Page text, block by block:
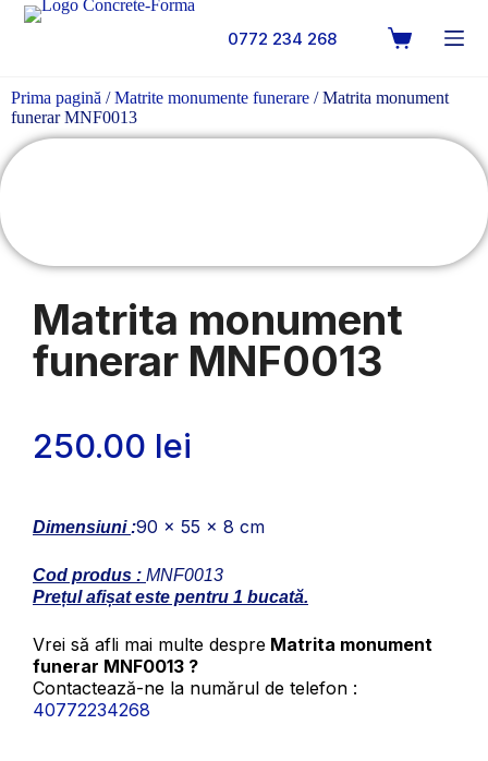
0772 234 268
Prima pagină /Matrite monumente funerare / Matrita monument
funerar MNF0013
Matrita monument
funerar MNF0013
250.00 lei
Dimensiuni :90 x 55 x 8 cm
Cod produs : MNF0013
Prețul afișat este pentru 1 bucată.
Vrei să afli mai multe despre Matrita monument
funerar MNF0013 ?
Contactează-ne la numărul de telefon :
40772234268